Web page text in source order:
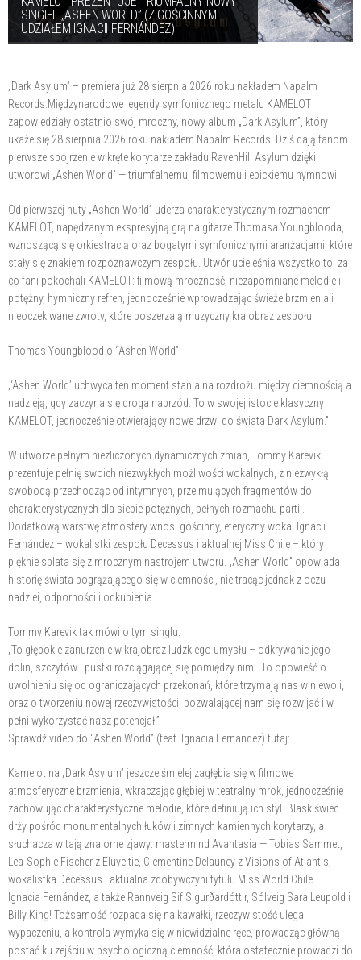
SINGIEL „ASHEN WORLD” (Z GOŚCINNYM
UDZIAŁEM IGNACII FERNÁNDEZ)
„Dark Asylum” – premiera już 28 sierpnia 2026 roku nakładem Napalm
Records.Międzynarodowe legendy symfonicznego metalu KAMELOT
zapowiedziały ostatnio swój mroczny, nowy album „Dark Asylum”, który
ukaże się 28 sierpnia 2026 roku nakładem Napalm Records. Dziś dają fanom
pierwsze spojrzenie w kręte korytarze zakładu RavenHill Asylum dzięki
utworowi „Ashen World” — triumfalnemu, filmowemu i epickiemu hymnowi.
Od pierwszej nuty „Ashen World” uderza charakterystycznym rozmachem
KAMELOT, napędzanym ekspresyjną grą na gitarze Thomasa Youngblooda,
wznoszącą się orkiestracją oraz bogatymi symfonicznymi aranżacjami, które
stały się znakiem rozpoznawczym zespołu. Utwór ucieleśnia wszystko to, za
co fani pokochali KAMELOT: filmową mroczność, niezapomniane melodie i
potężny, hymniczny refren, jednocześnie wprowadzając świeże brzmienia i
nieoczekiwane zwroty, które poszerzają muzyczny krajobraz zespołu.
Thomas Youngblood o “Ashen World”:
„‘Ashen World’ uchwyca ten moment stania na rozdrożu między ciemnością a
nadzieją, gdy zaczyna się droga naprzód. To w swojej istocie klasyczny
KAMELOT, jednocześnie otwierający nowe drzwi do świata Dark Asylum.”
W utworze pełnym niezliczonych dynamicznych zmian, Tommy Karevik
prezentuje pełnię swoich niezwykłych możliwości wokalnych, z niezwykłą
swobodą przechodząc od intymnych, przejmujących fragmentów do
charakterystycznych dla siebie potężnych, pełnych rozmachu partii.
Dodatkową warstwę atmosfery wnosi gościnny, eteryczny wokal Ignacii
Fernández – wokalistki zespołu Decessus i aktualnej Miss Chile – który
pięknie splata się z mrocznym nastrojem utworu. „Ashen World” opowiada
historię świata pogrążającego się w ciemności, nie tracąc jednak z oczu
nadziei, odporności i odkupienia.
Tommy Karevik tak mówi o tym singlu:
„To głębokie zanurzenie w krajobraz ludzkiego umysłu – odkrywanie jego
dolin, szczytów i pustki rozciągającej się pomiędzy nimi. To opowieść o
uwolnieniu się od ograniczających przekonań, które trzymają nas w niewoli,
oraz o tworzeniu nowej rzeczywistości, pozwalającej nam się rozwijać i w
pełni wykorzystać nasz potencjał.”
Sprawdź video do “Ashen World” (feat. Ignacia Fernandez) tutaj:
Kamelot na „Dark Asylum” jeszcze śmielej zagłębia się w filmowe i
atmosferyczne brzmienia, wkraczając głębiej w teatralny mrok, jednocześnie
zachowując charakterystyczne melodie, które definiują ich styl. Blask świec
drży pośród monumentalnych łuków i zimnych kamiennych korytarzy, a
słuchacza witają znajome zjawy: mastermind Avantasia — Tobias Sammet,
Lea-Sophie Fischer z Eluveitie, Clémentine Delauney z Visions of Atlantis,
wokalistka Decessus i aktualna zdobywczyni tytułu Miss World Chile —
Ignacia Fernández, a także Rannveig Sif Sigurðardóttir, Sólveig Sara Leupold i
Billy King! Tożsamość rozpada się na kawałki, rzeczywistość ulega
wypaczeniu, a kontrola wymyka się w niewidzialne ręce, prowadząc główną
postać ku zejściu w psychologiczną ciemność, która ostatecznie prowadzi do